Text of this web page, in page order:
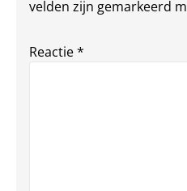
velden zijn gemarkeerd
Reactie*